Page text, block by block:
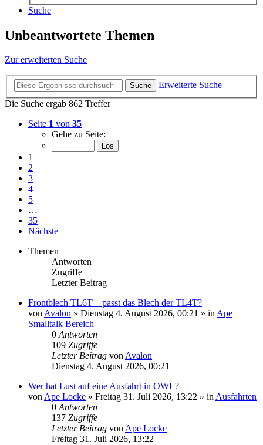
Suche
Unbeantwortete Themen
Zur erweiterten Suche
Suche
Erweiterte Suche
Die Suche ergab 862 Treffer
Seite 1 von 35
Gehe zu Seite:
1
2
3
4
5
…
35
Nächste
Themen
Antworten
Zugriffe
Letzter Beitrag
Frontblech TL6T – passt das Blech der TL4T?
von Avalon » Dienstag 4. August 2026, 00:21 » in Ape
Smalltalk Bereich
0 Antworten
109 Zugriffe
Letzter Beitrag von Avalon
Dienstag 4. August 2026, 00:21
Wer hat Lust auf eine Ausfahrt in OWL?
von Ape Locke » Freitag 31. Juli 2026, 13:22 » in Ausfahrten
0 Antworten
137 Zugriffe
Letzter Beitrag von Ape Locke
Freitag 31. Juli 2026, 13:22